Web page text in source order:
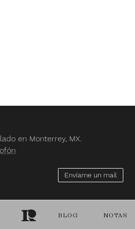
BLOG NOTAS
en Monterrey, MX.
Envíame un mail